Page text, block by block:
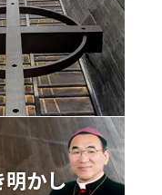
明かし